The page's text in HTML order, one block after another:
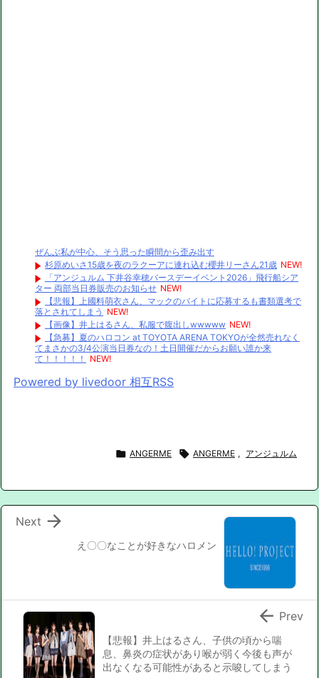
ぜんぶ私が中心、そう思った瞬間から歪み出す
杉原めいさ15歳を夜のラクーアに連れ込む櫻井リーさん21歳 NEW!
「アンジュルム 下井谷幸穂バースデーイベント2026」飛行船シア
ター 両部当日券販売のお知らせ NEW!
【悲報】上國料萌衣さん、マックのバイトに応募するも書類選考で
落とされてしまう NEW!
【画像】井上はるさん、私服で腹出しwwwww NEW!
【急募】夏のハロコン at TOYOTA ARENA TOKYOが全然売れなく
てまさかの3/4公演当日券なの！土日開催だからお願い誰か来
て！！！！！
NEW!
Powered by livedoor 相互RSS
 ANGERME  ANGERME , アンジュルム
え〇〇なことが好きなハロメン

Next
【悲報】井上はるさん、子供の頃から喘
息、鼻炎の症状があり喉が弱く今後も声が
出なくなる可能性があると示唆してしまう
 Prev